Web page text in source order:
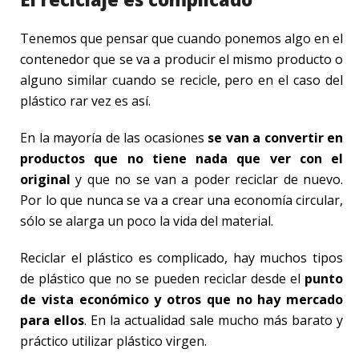
Tenemos que pensar que cuando ponemos algo en el
contenedor que se va a producir el mismo producto o
alguno similar cuando se recicle, pero en el caso del
plástico rar vez es así.
En la mayoría de las ocasiones se van a convertir en
productos que no tiene nada que ver con el
original y que no se van a poder reciclar de nuevo.
Por lo que nunca se va a crear una economía circular,
sólo se alarga un poco la vida del material.
Reciclar el plástico es complicado, hay muchos tipos
de plástico que no se pueden reciclar desde el punto
de vista económico y otros que no hay mercado
para ellos. En la actualidad sale mucho más barato y
práctico utilizar plástico virgen.